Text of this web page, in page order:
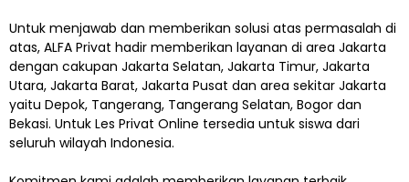
Untuk menjawab dan memberikan solusi atas permasalah di
atas, ALFA Privat hadir memberikan layanan di area Jakarta
dengan cakupan Jakarta Selatan, Jakarta Timur, Jakarta
Utara, Jakarta Barat, Jakarta Pusat dan area sekitar Jakarta
yaitu Depok, Tangerang, Tangerang Selatan, Bogor dan
Bekasi. Untuk Les Privat Online tersedia untuk siswa dari
seluruh wilayah Indonesia.